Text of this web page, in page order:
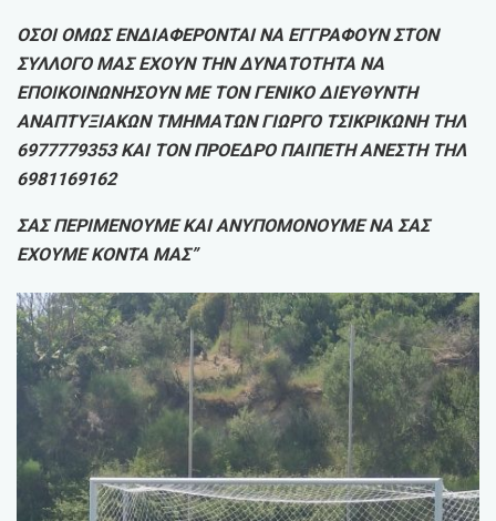
ΟΣΟΙ ΟΜΩΣ ΕΝΔΙΑΦΕΡΟΝΤΑΙ ΝΑ ΕΓΓΡΑΦΟΥΝ ΣΤΟΝ
ΣΥΛΛΟΓΟ ΜΑΣ ΕΧΟΥΝ ΤΗΝ ΔΥΝΑΤΟΤΗΤΑ ΝΑ
ΕΠΟΙΚΟΙΝΩΝΗΣΟΥΝ ΜΕ ΤΟΝ ΓΕΝΙΚΟ ΔΙΕΥΘΥΝΤΗ
ΑΝΑΠΤΥΞΙΑΚΩΝ ΤΜΗΜΑΤΩΝ ΓΙΩΡΓΟ ΤΣΙΚΡΙΚΩΝΗ ΤΗΛ
6977779353 ΚΑΙ ΤΟΝ ΠΡΟΕΔΡΟ ΠΑΙΠΕΤΗ ΑΝΕΣΤΗ ΤΗΛ
6981169162
ΣΑΣ ΠΕΡΙΜΕΝΟΥΜΕ ΚΑΙ ΑΝΥΠΟΜΟΝΟΥΜΕ ΝΑ ΣΑΣ
ΕΧΟΥΜΕ ΚΟΝΤΑ ΜΑΣ”